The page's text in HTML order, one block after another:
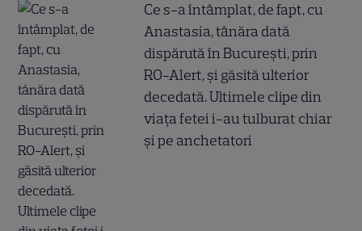
Ce s-a întâmplat, de fapt, cu
Anastasia, tânăra dată
dispărută în București, prin
RO-Alert, și găsită ulterior
decedată. Ultimele clipe din
viața fetei i-au tulburat chiar
și pe anchetatori